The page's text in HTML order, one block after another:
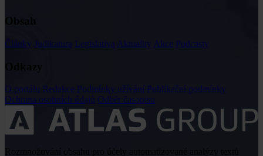
Články Judikatura Legislativa Aktuality Akce Podcasty
O portálu Redakce Podmínky užívání Publikační podmínky
Ochrana osobních údajů Odběr časopisu